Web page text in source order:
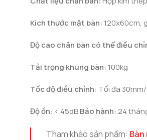
Kích thước mặt bàn: 120x60cm,
Độ cao chân bàn có thể điều
Tải trọng khung bàn: 100kg
Tốc độ điều chỉnh: Tối đa
Độ ồn: < 45dBBảo hành: 24
Tham khảo sản phẩm: